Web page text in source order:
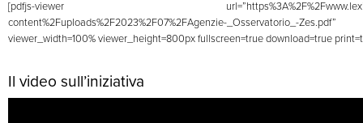
[pdfjs-viewer
content%2Fuploads%2F2023%2F07%2FAgenzie-_Osservatorio_-Zes.pdf”
viewer_width=100% viewer_height=800px fullscreen=true download=true
Il video sull’iniziativa